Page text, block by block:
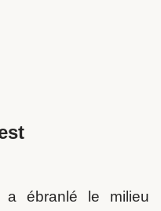
a ébranlé le milieu